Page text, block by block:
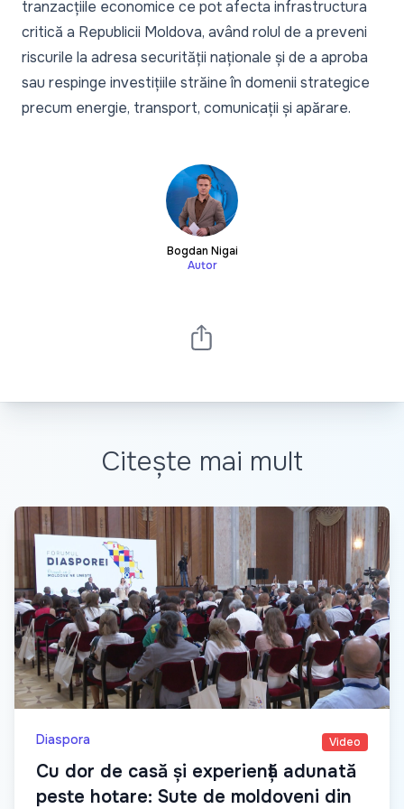
tranzacțiile economice ce pot afecta infrastructura
critică a Republicii Moldova, având rolul de a preveni
riscurile la adresa securității naționale și de a aproba
sau respinge investițiile străine în domenii strategice
precum energie, transport, comunicații și apărare.
Bogdan Nigai
Autor
Citește mai mult
Diaspora Video
Cu dor de casă și experiență adunată
peste hotare: Sute de moldoveni din